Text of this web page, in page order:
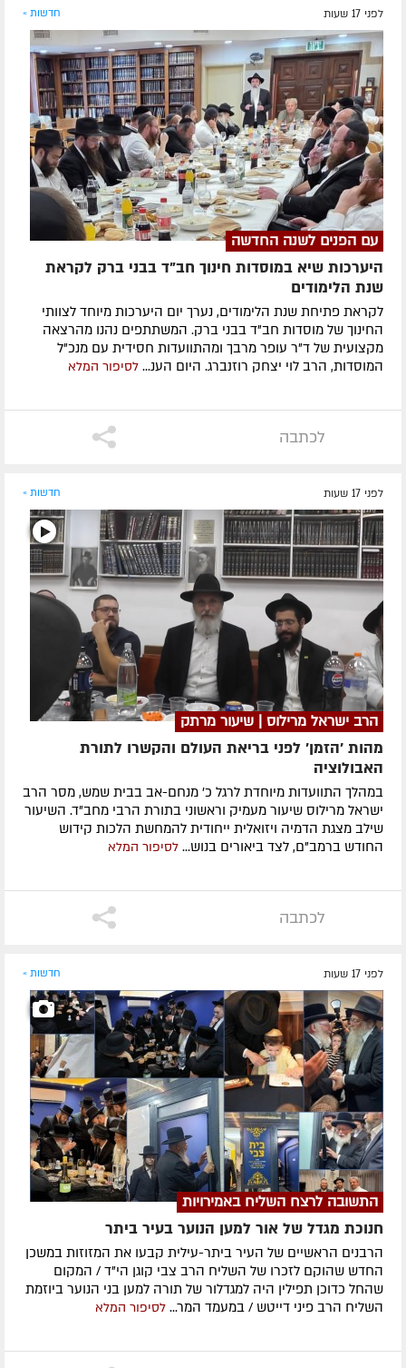
לפני 17 שעות חדשות »
עם הפנים לשנה החדשה
היערכות שיא במוסדות חינוך חב"ד בבני ברק לקראת
שנת הלימודים
לקראת פתיחת שנת הלימודים, נערך יום היערכות מיוחד לצוותי
החינוך של מוסדות חב"ד בבני ברק. המשתתפים נהנו מהרצאה
מקצועית של ד"ר עופר מרבך ומהתוועדות חסידית עם מנכ"ל
המוסדות, הרב לוי יצחק רוזנברג. היום הענ... לסיפור המלא
לכתבה
לפני 17 שעות חדשות »
הרב ישראל מרילוס | שיעור מרתק
מהות 'הזמן' לפני בריאת העולם והקשרו לתורת
האבולוציה
במהלך התוועדות מיוחדת לרגל כ' מנחם-אב בבית שמש, מסר הרב
ישראל מרילוס שיעור מעמיק וראשוני בתורת הרבי מחב"ד. השיעור
שילב מצגת הדמיה ויזואלית ייחודית להמחשת הלכות קידוש
החודש ברמב"ם, לצד ביאורים בנוש... לסיפור המלא
לכתבה
לפני 17 שעות חדשות »
התשובה לרצח השליח באמירויות
חנוכת מגדל של אור למען הנוער בעיר ביתר
הרבנים הראשיים של העיר ביתר-עילית קבעו את המזוזות במשכן
החדש שהוקם לזכרו של השליח הרב צבי קוגן הי"ד / המקום
שהחל כדוכן תפילין היה למגדלור של תורה למען בני הנוער ביוזמת
השליח הרב פיני דייטש / במעמד המר... לסיפור המלא